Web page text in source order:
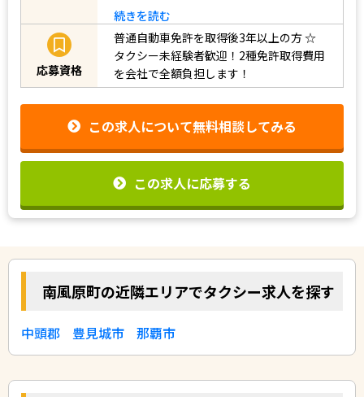
続きを読む
応募資格
普通自動車免許を取得後3年以上の方☆
タクシー未経験者歓迎！2種免許取得費用
を会社で全額負担します！
この求人について無料相談してみる
この求人に応募する
南風原町の近隣エリアでタクシー求人を探す
中頭郡 豊見城市 那覇市